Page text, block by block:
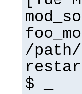
/path/
$ _